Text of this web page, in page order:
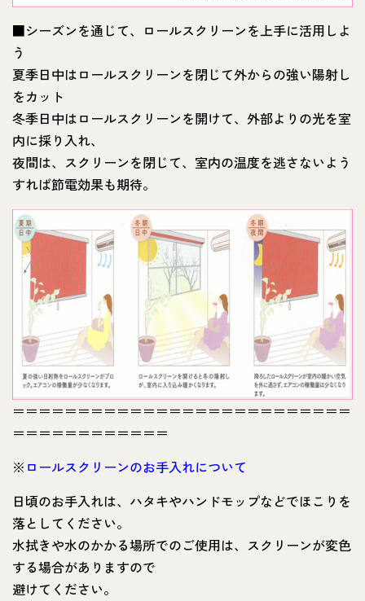
■シーズンを通じて、ロールスクリーンを上手に活用しよ
う
夏季日中はロールスクリーンを閉じて外からの強い陽射し
をカット
冬季日中はロールスクリーンを開けて、外部よりの光を室
内に採り入れ、
夜間は、スクリーンを閉じて、室内の温度を逃さないよう
すれば節電効果も期待。
＝＝＝＝＝＝＝＝＝＝＝＝＝＝＝＝＝＝＝＝＝＝＝＝＝＝
＝＝＝＝＝＝＝＝＝＝＝＝
※ ロールスクリーンのお手入れについて
日頃のお手入れは、ハタキやハンドモップなどでほこりを
落としてください。
水拭きや水のかかる場所でのご使用は、スクリーンが変色
する場合がありますので
避けてください。